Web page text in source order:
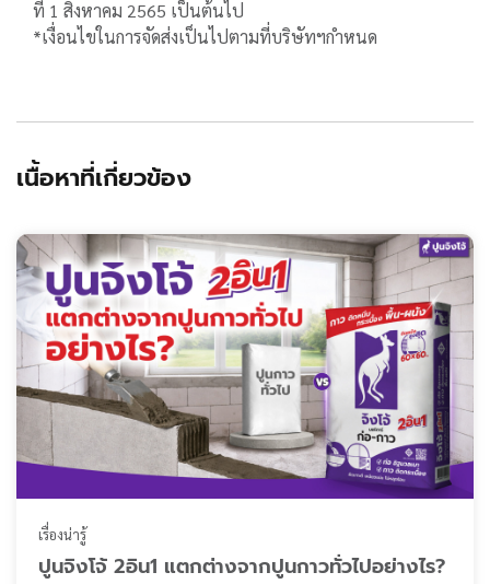
ที่ 1 สิงหาคม 2565 เป็นต้นไป
*เงื่อนไขในการจัดส่งเป็นไปตามที่บริษัทฯกำหนด
เนื้อหาที่เกี่ยวข้อง
เรื่องน่ารู้
ปูนจิงโจ้ 2อิน1 แตกต่างจากปูนกาวทั่วไปอย่างไร?